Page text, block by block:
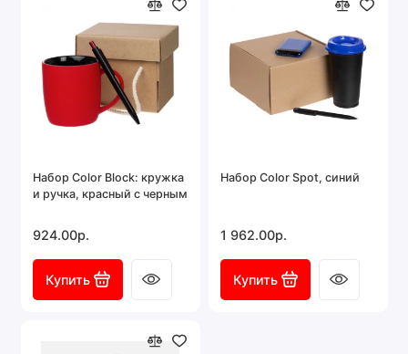
Набор Color Block: кружка
и ручка, красный с черным
924.00р.
Купить
Набор Color Spot, синий
1 962.00р.
Купить